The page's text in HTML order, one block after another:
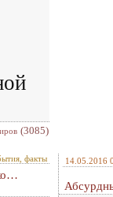
(3085)
факты 14.05.2016